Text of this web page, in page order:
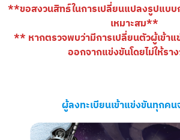
**ขอสงวนสิทธ์ในการเปลี่ยนแปลงรูปแบบ
เหมาะสม**
** หากตรวจพบว่ามีการเปลี่ยนตัวผู้เข้าแ
ออกจากแข่งขันโดยไม่ให้ร
ผู้ลงทะเบียนเข้าแข่งขันทุกคน